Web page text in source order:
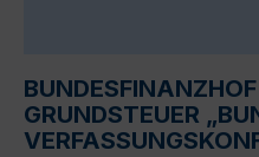
GRUNDSTEUER